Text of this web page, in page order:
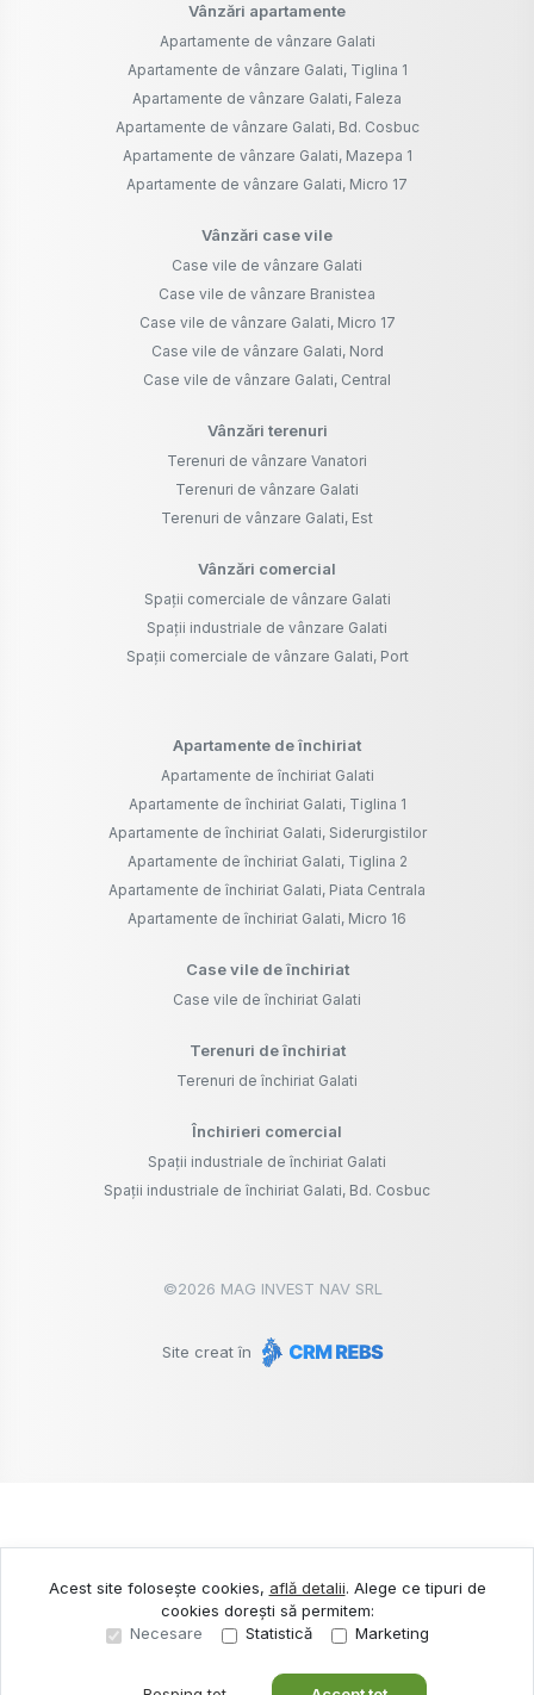
Vânzări apartamente
Apartamente de vânzare Galati
Apartamente de vânzare Galati, Tiglina 1
Apartamente de vânzare Galati, Faleza
Apartamente de vânzare Galati, Bd. Cosbuc
Apartamente de vânzare Galati, Mazepa 1
Apartamente de vânzare Galati, Micro 17
Vânzări case vile
Case vile de vânzare Galati
Case vile de vânzare Branistea
Case vile de vânzare Galati, Micro 17
Case vile de vânzare Galati, Nord
Case vile de vânzare Galati, Central
Vânzări terenuri
Terenuri de vânzare Vanatori
Terenuri de vânzare Galati
Terenuri de vânzare Galati, Est
Vânzări comercial
Spații comerciale de vânzare Galati
Spații industriale de vânzare Galati
Spații comerciale de vânzare Galati, Port
Apartamente de închiriat
Apartamente de închiriat Galati
Apartamente de închiriat Galati, Tiglina 1
Apartamente de închiriat Galati, Siderurgistilor
Apartamente de închiriat Galati, Tiglina 2
Apartamente de închiriat Galati, Piata Centrala
Apartamente de închiriat Galati, Micro 16
Case vile de închiriat
Case vile de închiriat Galati
Terenuri de închiriat
Terenuri de închiriat Galati
Închirieri comercial
Spații industriale de închiriat Galati
Spații industriale de închiriat Galati, Bd. Cosbuc
©2026 MAG INVEST NAV SRL
Site creat în
Acest site folosește cookies, află detalii. Alege ce tipuri de
cookies dorești să permitem:
Necesare
Statistică Marketing